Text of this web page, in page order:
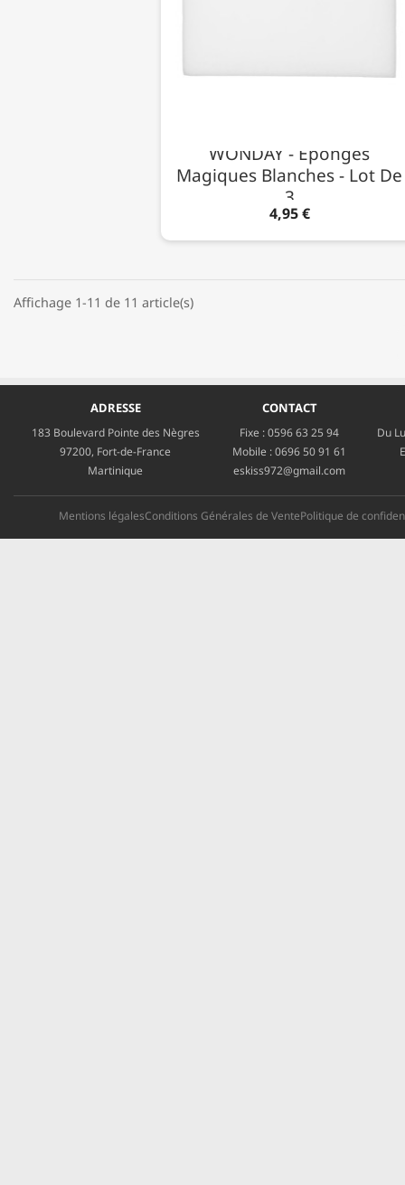
WONDAY - Éponges
Magiques Blanches - Lot De
3
4,95 €
Affichage 1-11 de 11 article(s)
ADRESSE
183 Boulevard Pointe des Nègres
97200, Fort-de-France
Martinique
CONTACT
Fixe :0596 63 25 94
Mobile :0696 50 91 61
eskiss972@gmail.com
Du
Mentions légalesConditions Générales de VentePolitique de